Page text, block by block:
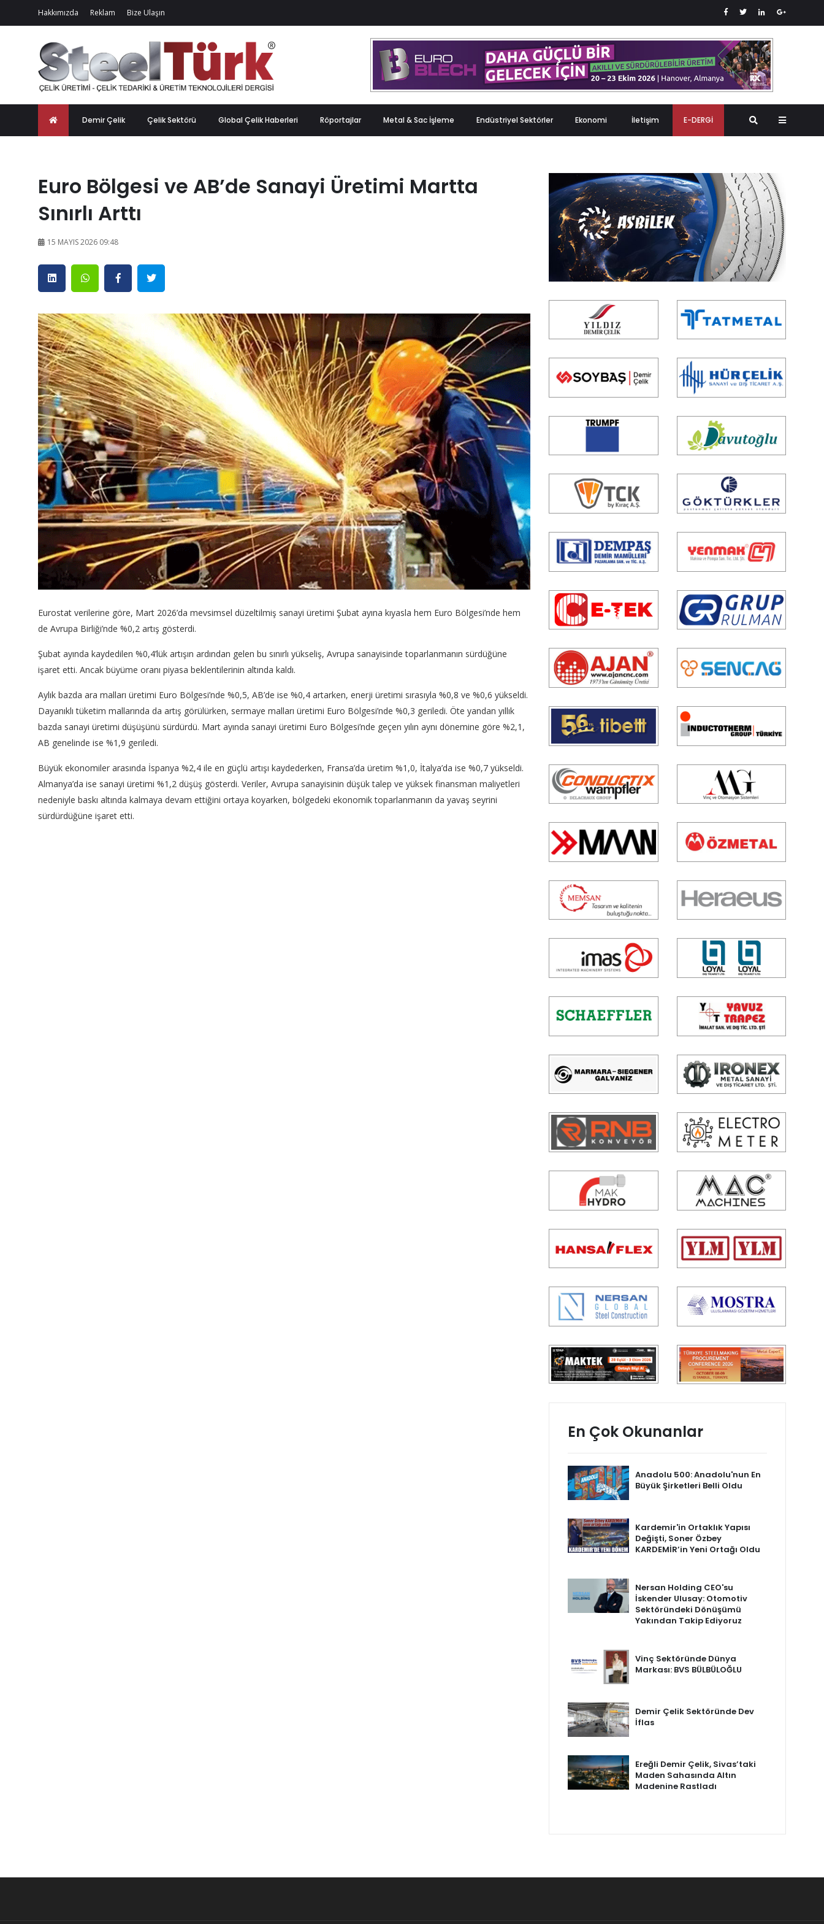
Hakkımızda Reklam Bize Ulaşın
Demir Çelik Çelik Sektörü Global Çelik Haberleri Röportajlar Metal & Sac İşleme Endüstriyel Sektörler Ekonomi İletişim E-DERGİ
Euro Bölgesi ve AB’de Sanayi Üretimi Martta
Sınırlı Arttı
15 MAYIS 2026 09:48
Eurostat verilerine göre, Mart 2026’da mevsimsel düzeltilmiş sanayi üretimi Şubat ayına kıyasla hem Euro Bölgesi’nde hem
de Avrupa Birliği’nde %0,2 artış gösterdi.
Şubat ayında kaydedilen %0,4’lük artışın ardından gelen bu sınırlı yükseliş, Avrupa sanayisinde toparlanmanın sürdüğüne
işaret etti. Ancak büyüme oranı piyasa beklentilerinin altında kaldı.
Aylık bazda ara malları üretimi Euro Bölgesi’nde %0,5, AB’de ise %0,4 artarken, enerji üretimi sırasıyla %0,8 ve %0,6 yükseldi.
Dayanıklı tüketim mallarında da artış görülürken, sermaye malları üretimi Euro Bölgesi’nde %0,3 geriledi. Öte yandan yıllık
bazda sanayi üretimi düşüşünü sürdürdü. Mart ayında sanayi üretimi Euro Bölgesi’nde geçen yılın aynı dönemine göre %2,1,
AB genelinde ise %1,9 geriledi.
Büyük ekonomiler arasında İspanya %2,4 ile en güçlü artışı kaydederken, Fransa’da üretim %1,0, İtalya’da ise %0,7 yükseldi.
Almanya’da ise sanayi üretimi %1,2 düşüş gösterdi. Veriler, Avrupa sanayisinin düşük talep ve yüksek finansman maliyetleri
nedeniyle baskı altında kalmaya devam ettiğini ortaya koyarken, bölgedeki ekonomik toparlanmanın da yavaş seyrini
sürdürdüğüne işaret etti.
En Çok Okunanlar
Anadolu 500: Anadolu'nun En
Büyük Şirketleri Belli Oldu
Kardemir'in Ortaklık Yapısı
Değişti, Soner Özbey
KARDEMİR’in Yeni Ortağı Oldu
Nersan Holding CEO'su
İskender Ulusay: Otomotiv
Sektöründeki Dönüşümü
Yakından Takip Ediyoruz
Vinç Sektöründe Dünya
Markası: BVS BÜLBÜLOĞLU
Demir Çelik Sektöründe Dev
İflas
Ereğli Demir Çelik, Sivas’taki
Maden Sahasında Altın
Madenine Rastladı